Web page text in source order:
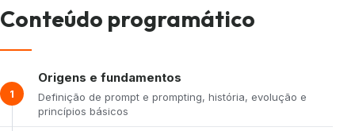
Conteúdo programático
1
Origens e fundamentos
Definição de prompt e prompting, história, evolução e
princípios básicos